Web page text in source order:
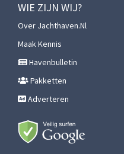
WIE ZIJN WIJ?
Over Jachthaven.nl
Maak Kennis
Havenbulletin
Pakketten
Adverteren